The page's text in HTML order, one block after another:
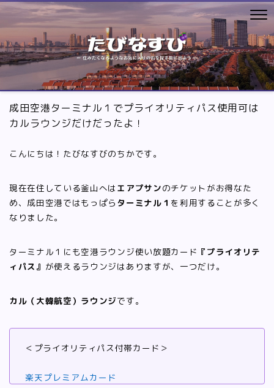
成田空港ターミナル１でプライオリティパス使用可は
カルラウンジだけだったよ！
こんにちは！たびなすびのちかです。
現在在住している釜山へは エアプサンのチケットがお得なた
め、成田空港ではもっぱら ターミナル１ を利用することが多く
なりました。
ターミナル１にも空港ラウンジ使い放題カード 『プライオリテ
ィパス』 が使えるラウンジはありますが、一つだけ。
カル（大韓航空）ラウンジです。
＜プライオリティパス付帯カード＞
楽天プレミアムカード